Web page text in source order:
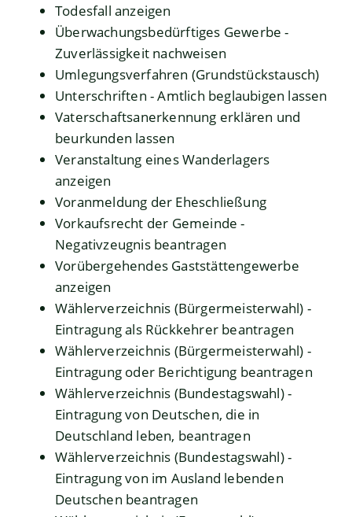
Todesfall anzeigen
Überwachungsbedürftiges Gewerbe -
Zuverlässigkeit nachweisen
Umlegungsverfahren (Grundstückstausch)
Unterschriften - Amtlich beglaubigen lassen
Vaterschaftsanerkennung erklären und
beurkunden lassen
Veranstaltung eines Wanderlagers
anzeigen
Voranmeldung der Eheschließung
Vorkaufsrecht der Gemeinde -
Negativzeugnis beantragen
Vorübergehendes Gaststättengewerbe
anzeigen
Wählerverzeichnis (Bürgermeisterwahl) -
Eintragung als Rückkehrer beantragen
Wählerverzeichnis (Bürgermeisterwahl) -
Eintragung oder Berichtigung beantragen
Wählerverzeichnis (Bundestagswahl) -
Eintragung von Deutschen, die in
Deutschland leben, beantragen
Wählerverzeichnis (Bundestagswahl) -
Eintragung von im Ausland lebenden
Deutschen beantragen